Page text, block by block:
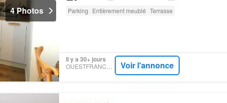
4 Photos
Parking Entièrement meublé Terrasse
Il y a 30+ jours
OUESTFRANCE-IMMO Voir l'annonce